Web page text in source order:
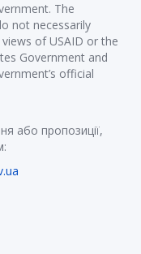
The
not necessarily
of USAID or the
Government and
official
або пропозиції,